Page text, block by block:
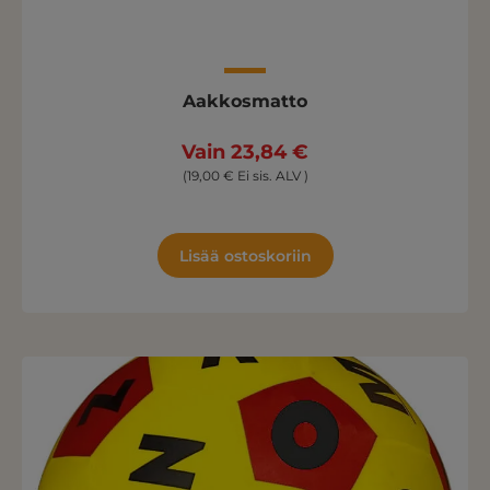
Aakkosmatto
Vain 23,84 €
(19,00 € Ei sis. ALV )
Lisää ostoskoriin